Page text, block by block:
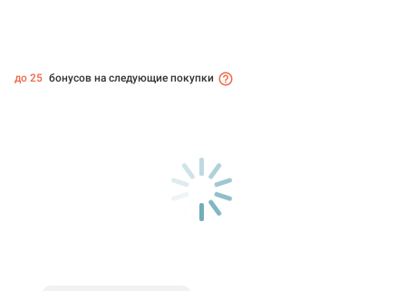
до 25 бонусов на следующие покупки